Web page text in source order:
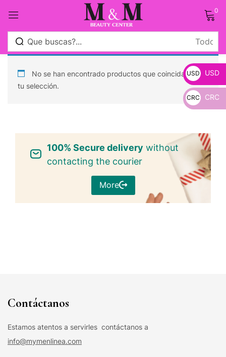
0
No se han encontrado productos que coincidan con
tu selección.
100% Secure delivery without
contacting the courier
More
Contáctanos
Estamos atentos a servirles contáctanos a
info@mymenlinea.com
USD
_
USD
CRC CRC
Sign in
Log in
Crear una cuenta